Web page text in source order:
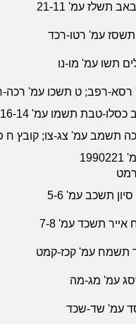
תשלז עמ' 21-11
תשסז עמ' רטו-רכד
תשו עמ' מו-נו
רסא-רפב; ט תשכו עמ' רכה-
טבת תשמו עמ' 16-14
תשמב עמ' צג-צו; קובץ
תשכב עמ' 5-6
תשכד עמ' 7-8
תשמח עמ' קכז-קמט
עמ' מג-מה
עמ' שד-שכד